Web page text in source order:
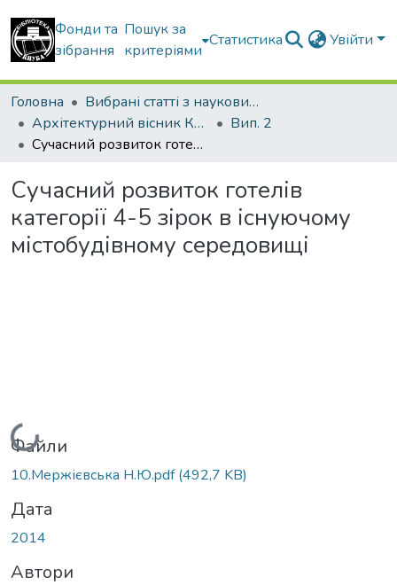
Фонди та
зібрання
Пошук за
критеріями
Статистика Увійти
Головна
Вибрані статті з наукових збірників КНУБА
Архітектурний вісник КНУБА
Вип. 2
Сучасний розвиток готелів категорії 4-5 зірок в існуючому містобудівному середовищі
Сучасний розвиток готелів
категорії 4-5 зірок в існуючому
містобудівному середовищі
Вантажиться...
Файли
10.Мержієвська Н.Ю.pdf(492,7 KB)
Дата
2014
Автори